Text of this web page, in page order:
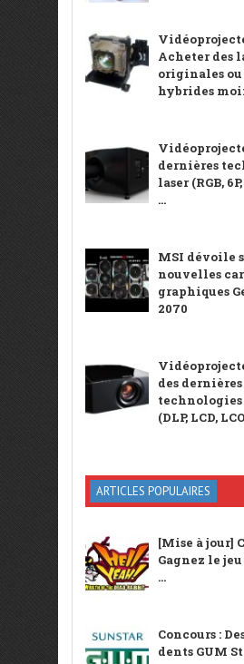
Acheter des
originales ou
hybrides
dernières
laser (RGB,
...
MSI dévoile
nouvelles
graphiques
2070
des dernières
technologies
(DLP, LCD,
ARTICLES POPULAIRES
[Mise à jour]
Gagnez le
...
Concours :
dents GUM